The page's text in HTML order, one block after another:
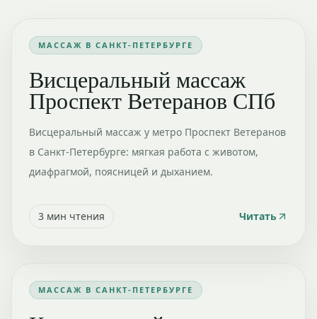
МАССАЖ В САНКТ-ПЕТЕРБУРГЕ
Висцеральный массаж
Проспект Ветеранов СПб
Висцеральный массаж у метро Проспект Ветеранов
в Санкт-Петербурге: мягкая работа с животом,
диафрагмой, поясницей и дыханием.
3 мин чтения Читать
МАССАЖ В САНКТ-ПЕТЕРБУРГЕ